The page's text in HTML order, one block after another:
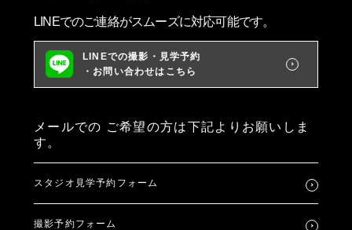
LINEでのご連絡がスムーズに対応可能です。
LINEでの撮影・見学予約
・お問い合わせはこちら
メールでの ご希望の方は下記よりお願いしま
す。
スタジオ見学予約フォーム
撮影予約フォーム